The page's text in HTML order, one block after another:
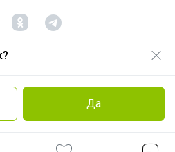
Да
1122468054070, 2012 -2026
пользователя